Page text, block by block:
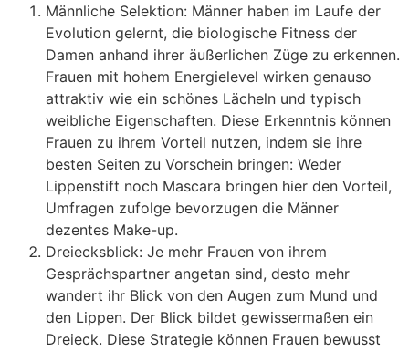
Männliche Selektion: Männer haben im Laufe der
Evolution gelernt, die biologische Fitness der
Damen anhand ihrer äußerlichen Züge zu erkennen.
Frauen mit hohem Energielevel wirken genauso
attraktiv wie ein schönes Lächeln und typisch
weibliche Eigenschaften. Diese Erkenntnis können
Frauen zu ihrem Vorteil nutzen, indem sie ihre
besten Seiten zu Vorschein bringen: Weder
Lippenstift noch Mascara bringen hier den Vorteil,
Umfragen zufolge bevorzugen die Männer
dezentes Make-up.
Dreiecksblick: Je mehr Frauen von ihrem
Gesprächspartner angetan sind, desto mehr
wandert ihr Blick von den Augen zum Mund und
den Lippen. Der Blick bildet gewissermaßen ein
Dreieck. Diese Strategie können Frauen bewusst